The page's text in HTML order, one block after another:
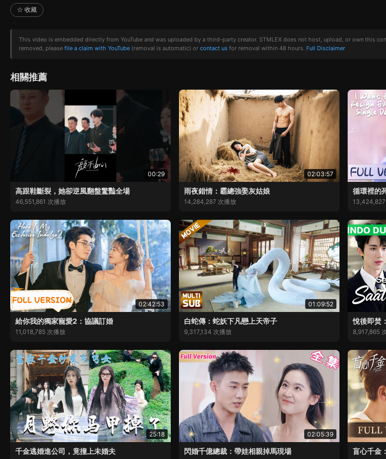
☆ 收藏
This video is embedded directly from YouTube and was uploaded by a third-party creator. STMLEX does not host, upload, or own this
removed, please file a claim with YouTube (removal is automatic) or contact us for removal within 48 hours. Full Disclaimer
相關推薦
00:29
高跟鞋斷裂，她卻逆風翻盤驚豔全場
46,551,861 次播放
02:03:57
雨夜錯情：霸總強娶灰姑娘
14,284,287 次播放
循環裡的
02:42:53
給你我的獨家寵愛2：協議訂婚
11,018,785 次播放
01:09:52
白蛇傳：蛇妖下凡戀上天帝子
9,317,134 次播放
悅後即焚
8,917,865
25:18
千金逃婚進公司，竟撞上未婚夫
02:05:39
閃婚千億總裁：帶娃相親掉馬現場 盲心千金